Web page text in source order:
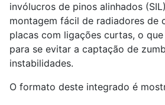
invólucros de pinos alinhados
montagem fácil de radiadores de
placas com ligações curtas, o
para se evitar a captação de
instabilidades.
O formato deste integrado é